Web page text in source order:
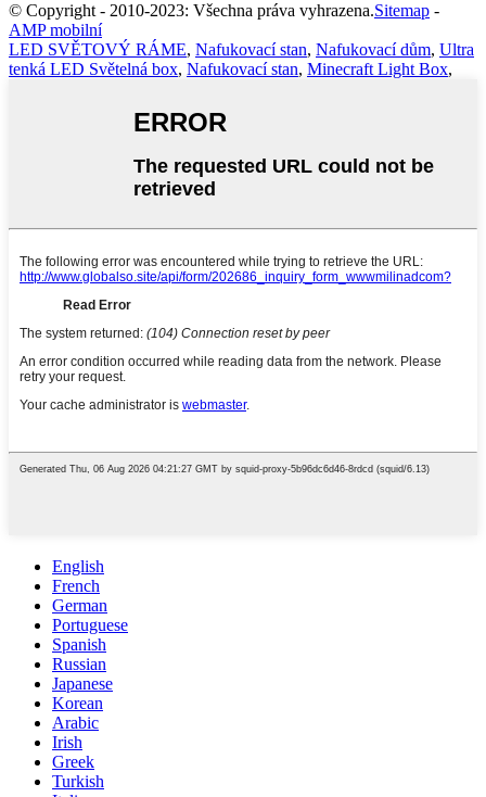
© Copyright - 2010-2023: Všechna práva vyhrazena.Sitemap -
AMP mobilní
LED SVĚTOVÝ RÁME, Nafukovací stan, Nafukovací dům, Ultra
tenká LED Světelná box, Nafukovací stan, Minecraft Light Box,
English
French
German
Portuguese
Spanish
Russian
Japanese
Korean
Arabic
Irish
Greek
Turkish